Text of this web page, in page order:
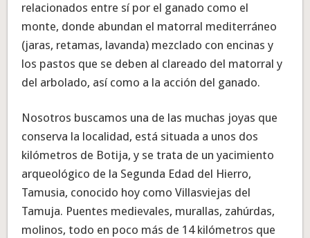
relacionados entre sí por el ganado como el
monte, donde abundan el matorral mediterráneo
(jaras, retamas, lavanda) mezclado con encinas y
los pastos que se deben al clareado del matorral y
del arbolado, así como a la acción del ganado.
Nosotros buscamos una de las muchas joyas que
conserva la localidad, está situada a unos dos
kilómetros de Botija, y se trata de un yacimiento
arqueológico de la Segunda Edad del Hierro,
Tamusia, conocido hoy como Villasviejas del
Tamuja. Puentes medievales, murallas, zahúrdas,
molinos, todo en poco más de 14 kilómetros que